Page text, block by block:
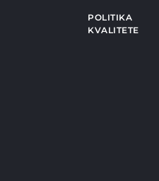
POLITIKA
KVALITETE